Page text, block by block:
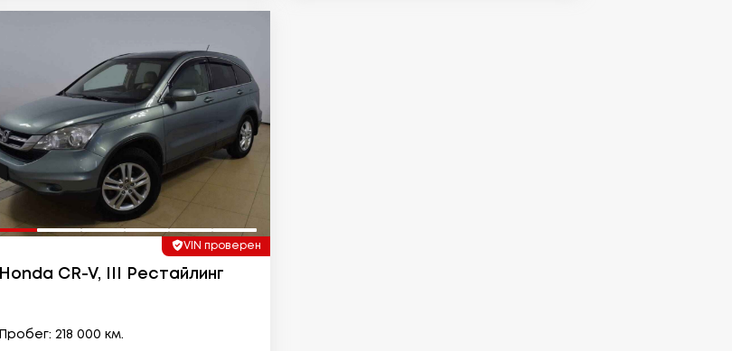
VIN проверен
Honda CR-V, III Рестайлинг
Пробег: 218 000 км.